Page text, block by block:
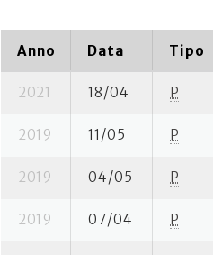
Anno Data Tipo
2021 18/04 P
2019 11/05 P
2019 04/05 P
2019 07/04 P